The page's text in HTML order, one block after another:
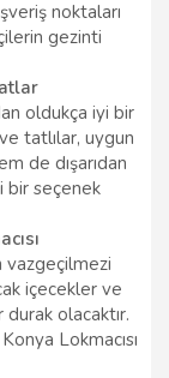
noktaları
gezinti
oldukça iyi bir
tatlılar, uygun
de dışarıdan
bir seçenek
vazgeçilmezi
içecekler ve
olacaktır.
Lokmacısı